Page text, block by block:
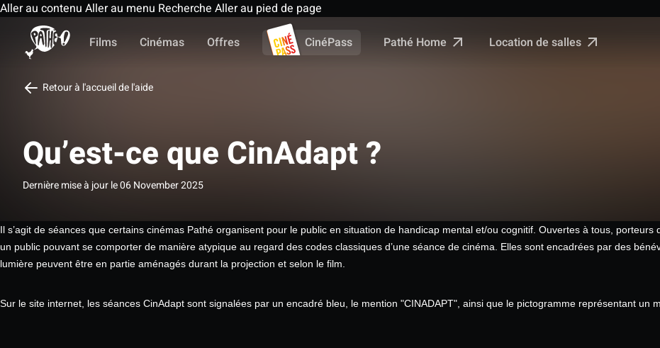
Aller au contenu Aller au menu Recherche Aller au pied de page
Films
Cinémas Offres CinéPass Pathé Home Location de salles
Retour à l'accueil de l'aide
Qu’est-ce que CinAdapt ?
Dernière mise à jour le 06 November 2025
Il s’agit de séances que certains cinémas Pathé organisent pour le public en situation de handicap mental et/ou cognitif. Ouvertes à tous,
un public pouvant se comporter de manière atypique au regard des codes classiques d’une séance de cinéma. Elles sont encadrées par des
lumière peuvent être en partie aménagés durant la projection et selon le film.
Sur le site internet, les séances CinAdapt sont signalées par un encadré bleu, le mention "CINADAPT", ainsi que le pictogramme représentant un